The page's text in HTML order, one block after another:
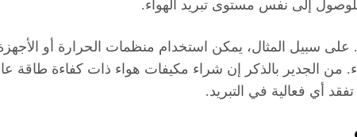
للوصول إلى نفس مستوى تبريد الهواء.
على سبيل المثال، يمكن استخدام منظمات الحرارة أو
من الجدير بالذكر إن شراء مكيفات هواء ذات كفاءة طاقة
أي فعالية في التبريد.